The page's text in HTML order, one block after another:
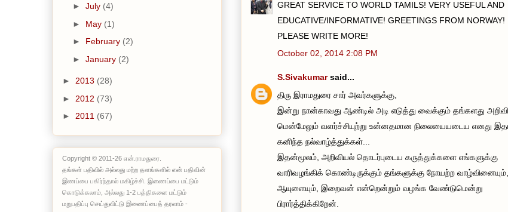
GREAT SERVICE TO WORLD TAMILS! VERY USEFUL AND
EDUCATIVE/INFORMATIVE! GREETINGS FROM NORWAY!
PLEASE WRITE MORE!
October 02, 2014 2:08 PM
S.Sivakumarsaid...
திரு இராமதுரை சார் அவர்களுக்கு,
இன்று நான்காவது ஆண்டில் அடி எடுத்து வைக்கும் தங்களது
மென்மேலும் வளர்ச்சியுற்று உன்னதமான நிலையையடைய எனது
கனிந்த நல்வாழ்த்துக்கள்...
இதன்மூலம், அறிவியல் தொடர்புடைய கருத்துக்களை எங்களுக்கு
வாரிவழங்கிக் கொண்டிருக்கும் தங்களுக்கு நோயற்ற
ஆயுளையும், இறைவன் என்றென்றும் வழங்க வேண்டுமென்று
பிரார்த்திக்கிறேன்.
► July (4)
► May (1)
► February (2)
► January (2)
► 2013 (28)
► 2012 (73)
► 2011 (67)
Copyright © 2011-26 என்.ராமதுரை.
தங்கள் பதிவில் அல்லது மற்ற தளங்களில் என் பதிவின்
இணப்பை பகிர்ந்தால் மகிழ்ச்சி. இணைப்பை மட்டும்
கொடுக்கலாம், அல்லது 1-2 பத்திகளை மட்டும்
மறுபதிப்பு செய்துவிட்டு இணைப்பைத் தரலாம் -